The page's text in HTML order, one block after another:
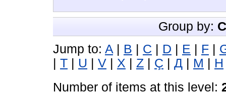
Group by:
Jump to: A | B | C | D | E | F |
| T | U | V | X | Z | Ç | Д | М | Н
Number of items at this level: